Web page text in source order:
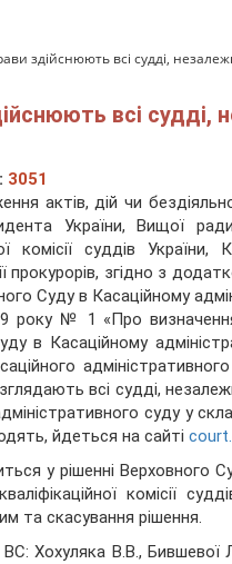
здійснюють всі судді,
всі
3051
актів, дій чи
України, Вищої
комісії суддів України,
прокурорів, згідно з
Суду в Касаційному
року № 1 «Про визначення
в Касаційному
всі судді,
суду у
йдеться на сайті
у рішенні Верховного
комісії
та скасування рішення.
Хохуляка В.В., Бившевої